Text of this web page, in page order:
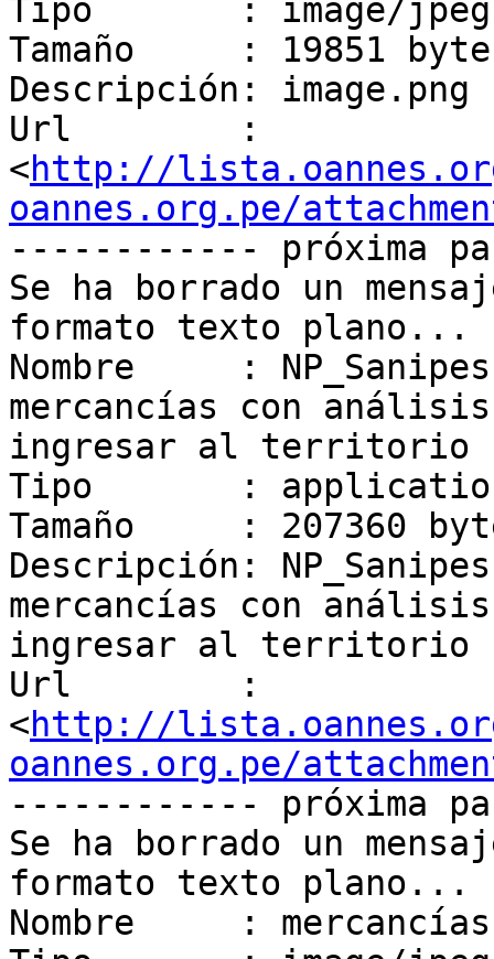
Tipo       : image/jpeg
Tamaño     : 19851
Descripción: image.png
Url        :
<http://
oannes.org.pe/
------------ próxima
Se ha borrado un
formato texto plano...
Nombre     :
mercancías con
ingresar al territorio
Tipo       :
Tamaño     : 207360
Descripción:
mercancías con
ingresar al territorio
Url        :
<http://
oannes.org.pe/
------------ próxima
Se ha borrado un
formato texto plano...
Nombre     :